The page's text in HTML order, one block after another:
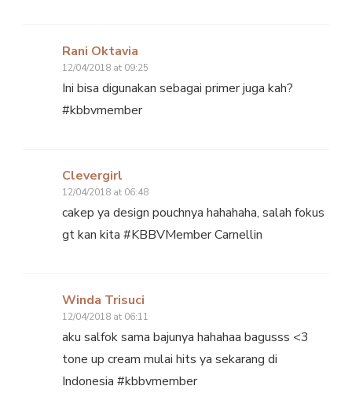
Rani Oktavia
12/04/2018 at 09:25
Ini bisa digunakan sebagai primer juga kah?
#kbbvmember
Clevergirl
12/04/2018 at 06:48
cakep ya design pouchnya hahahaha, salah fokus
gt kan kita #KBBVMember Carnellin
Winda Trisuci
12/04/2018 at 06:11
aku salfok sama bajunya hahahaa bagusss <3
tone up cream mulai hits ya sekarang di
Indonesia #kbbvmember